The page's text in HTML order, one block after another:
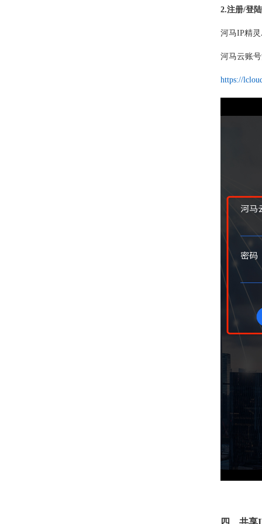
2.注册/登陆
河马IP精
河马云账
https://
四、共享